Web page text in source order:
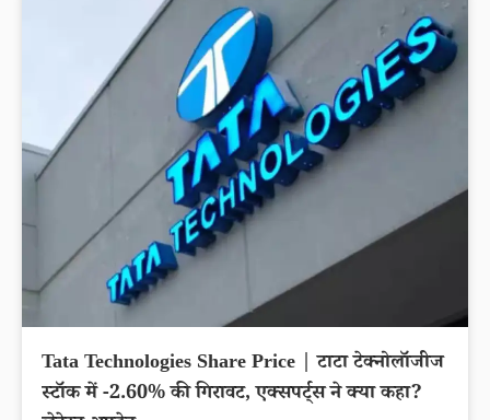
Tata Technologies Share Price | टाटा टेक्नोलॉजीज
स्टॉक में -2.60% की गिरावट, एक्सपर्ट्स ने क्या कहा?